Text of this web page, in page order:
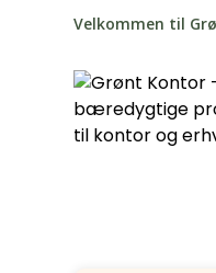
Velkommen til